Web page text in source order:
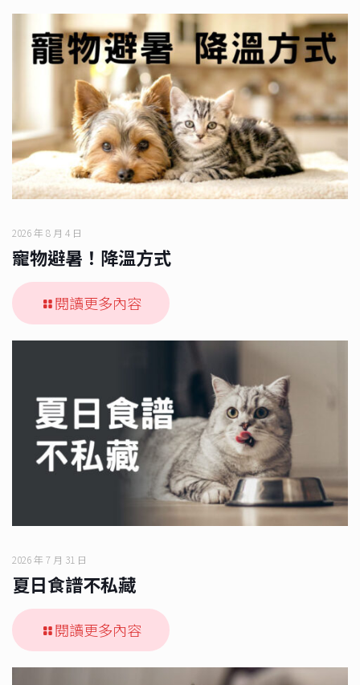
2026 年 8 月 4 日
寵物避暑！降溫方式
閱讀更多內容
2026 年 7 月 31 日
夏日食譜不私藏
閱讀更多內容